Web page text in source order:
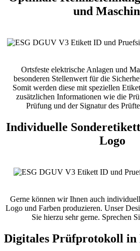
und
Ortsfeste elektrische Anlagen und
besonderen Stellenwert für die
Somit werden diese mit speziellen
zusätzlichen Informationen wie die
Prüfung und der Signatur des
Individuelle
Logo
Gerne können wir Ihnen auch
Logo und Farben produzieren. Unser
Sie hierzu sehr gerne. Sprechen
Digitales Prüfprotokoll in